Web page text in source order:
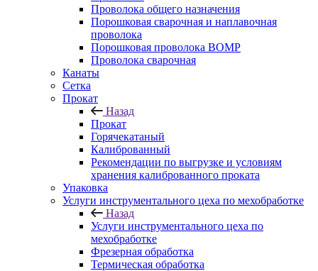
Проволока общего назначения
Порошковая сварочная и наплавочная
проволока
Порошковая проволока ВОМР
Проволока сварочная
Канаты
Сетка
Прокат
Назад
Прокат
Горячекатаный
Калиброванный
Рекомендации по выгрузке и условиям
хранения калиброванного проката
Упаковка
Услуги инструментального цеха по мехобработке
Назад
Услуги инструментального цеха по
мехобработке
Фрезерная обработка
Термическая обработка